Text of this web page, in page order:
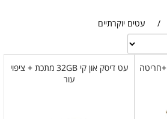
/ עטים יוקרתיים
עט יוקרתי XPEN ציפוי 18K +חריטה
עט דיסק און קי 32GB מתכת + ציפוי
עור